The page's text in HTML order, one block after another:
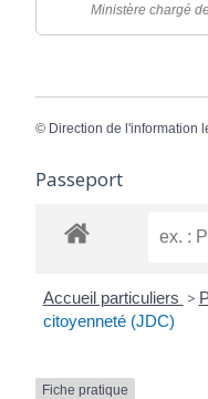
Ministère chargé
© Direction de l'information
Passeport
Accueil particuliers >
citoyenneté (JDC)
Fiche pratique